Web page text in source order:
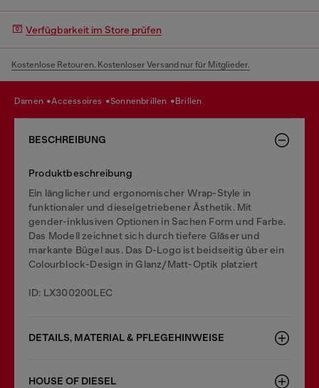
Verfügbarkeit im Store prüfen
Kostenlose Retouren. Kostenloser Versand nur für Mitglieder.
damen accessoires sonnenbrillen brillen
BESCHREIBUNG
Produktbeschreibung
Ein länglicher und ergonomischer Wrap-Style in
funktionaler und dieselgetriebener Ästhetik. Mit
gender-inklusiven Optionen in Sachen Form und Farbe.
Das Modell zeichnet sich durch tiefere Gläser und
markante Bügel aus. Das D-Logo ist beidseitig über ein
Colourblock-Design in Glanz/Matt-Optik platziert
ID: LX300200LEC
DETAILS, MATERIAL & PFLEGEHINWEISE
HOUSE OF DIESEL